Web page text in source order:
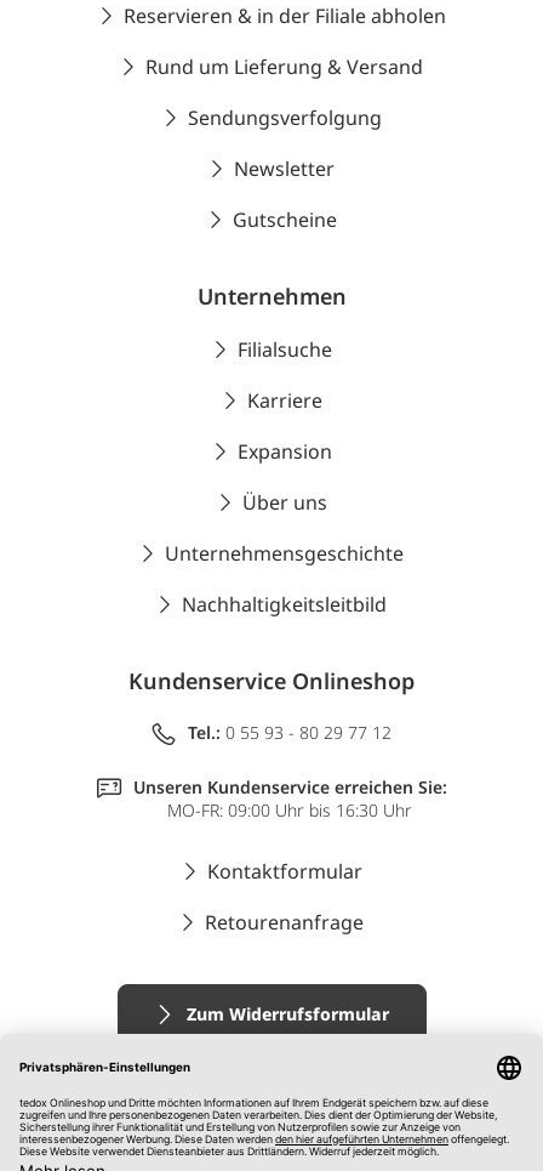
Reservieren & in der Filiale abholen
Rund um Lieferung & Versand
Sendungsverfolgung
Newsletter
Gutscheine
Unternehmen
Filialsuche
Karriere
Expansion
Über uns
Unternehmensgeschichte
Nachhaltigkeitsleitbild
Kundenservice Onlineshop
Tel.: 0 55 93 - 80 29 77 12
Unseren Kundenservice erreichen Sie:
MO-FR: 09:00 Uhr bis 16:30 Uhr
Kontaktformular
Retourenanfrage
Zum Widerrufsformular
Impressum
AGB